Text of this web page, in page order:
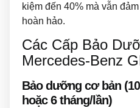
kiệm đến 40% mà vẫn
hoàn hảo.
Các Cấp Bảo
Mercedes-Benz
Bảo dưỡng cơ bản
hoặc 6 tháng/lần)